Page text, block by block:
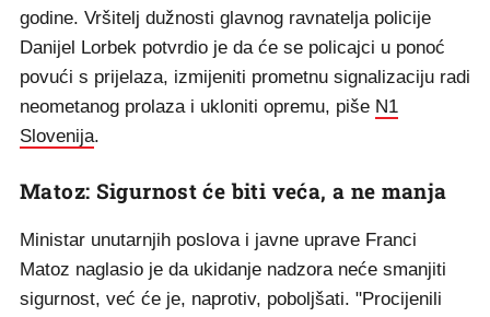
godine. Vršitelj dužnosti glavnog ravnatelja policije
Danijel Lorbek potvrdio je da će se policajci u ponoć
povući s prijelaza, izmijeniti prometnu signalizaciju radi
neometanog prolaza i ukloniti opremu, piše N1
Slovenija.
Matoz: Sigurnost će biti veća, a ne manja
Ministar unutarnjih poslova i javne uprave Franci
Matoz naglasio je da ukidanje nadzora neće smanjiti
sigurnost, već će je, naprotiv, poboljšati. "Procijenili